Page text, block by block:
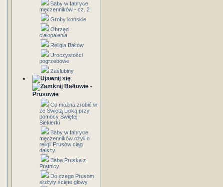
Baby w fabryce
męczenników - cz. 2
Groby końskie
Obrzęd
ciałopalenia
Religia Bałtów
Uroczystości
pogrzebowe
Zaślubiny
Bałtowie -
Prusowie
Co można zrobić w
ze Świętą Lipką przy
pomocy Świętej
Siekierki
Baby w fabryce
męczenników czyli o
religii Prusów ciąg
dalszy
Baba Pruska z
Prątnicy
Do czego Prusom
służyły ścięte głowy